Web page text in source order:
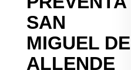
SAN
MIGUEL DE
ALLENDE